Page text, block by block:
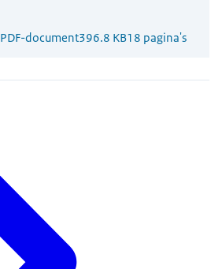
PDF-document396.8 KB18 pagina's